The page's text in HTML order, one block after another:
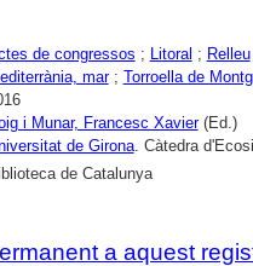
de congressos ; Litoral ; Relleu
mar; Torroella de
i Munar, Francesc Xavier(Ed.)
de Girona. Càtedra
de Catalunya
a aquest